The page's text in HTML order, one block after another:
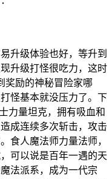
升级体验也好，等升到
升级打怪很吃力，这时
奖励的神秘冒险家哪
怪基本就没压力了。下
力量坦克，拥有吸血和
成连续多次斩击，攻击
食人魔法师力量法师，
可以说是百年一遇的天
法派系，成为一代宗